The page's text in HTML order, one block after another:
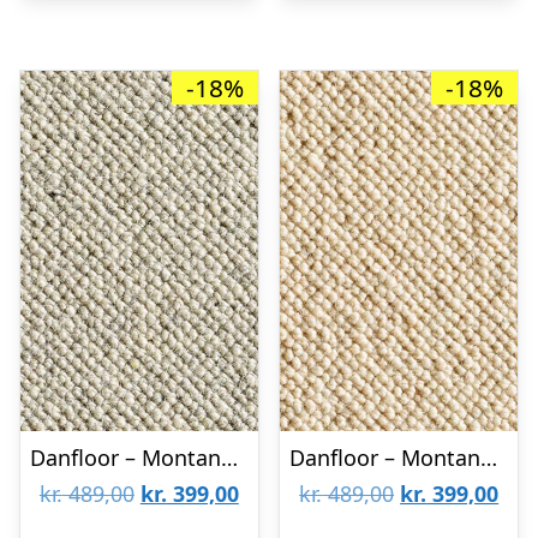
-18%
Danfloor – Montana – Uldtæppe – væg til væg – 070 : Erling Christensen Møbler
kr.489,00 Den
kr. 399,00Den
-18%
Danfloor – Montana – Uldtæppe – væg til væg – 015 : Erling Christensen Møbler
kr.489,00 Den
kr. 399,00Den